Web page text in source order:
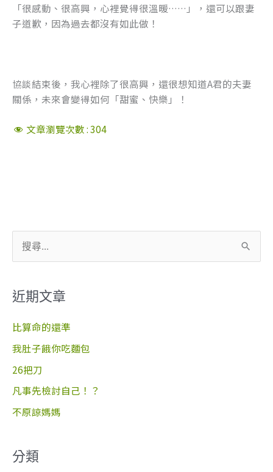
「很感動、很高興，心裡覺得很溫暖……」，還可以跟妻
子道歉，因為過去都沒有如此做！
協談結束後，我心裡除了很高興，還很想知道A君的夫妻
關係，未來會變得如何「甜蜜、快樂」！
文章瀏覽次數 :304
尋
鍵
字
:
近期文章
比算命的還準
我肚子餓你吃麵包
26把刀
凡事先檢討自己！？
不原諒媽媽
分類